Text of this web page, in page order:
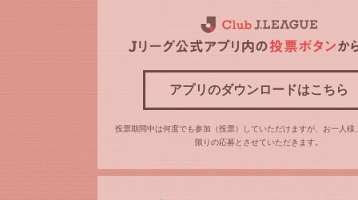
アプリのダウンロードはこちら
投票期間中は何度でも参加（投票）していただけますが、お一人様
限りの応募とさせていただきます。